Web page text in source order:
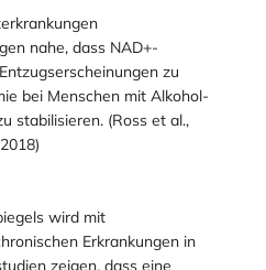
deuten darauf hin, dass
Erkrankungen
von Nutzen sein könnten.
Neuroscience, 2019)
zu
bei Menschen mit Alkohol-
stabilisieren. (Ross et al.,